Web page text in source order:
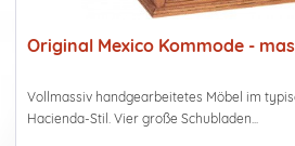
Original Mexico Kommode -
Vollmassiv handgearbeitetes Möbel im
Hacienda-Stil. Vier große Schubladen...